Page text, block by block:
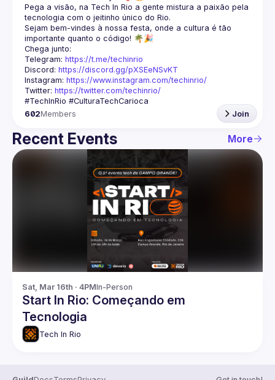
Pega a visão, na Tech In Rio a gente mistura a paixão pela
Sejam bem-vindes à nossa festa, onde a cultura é tão
Telegram: https://t.me/techinrio
Discord: https://discord.gg/pXSEeNSvKT
Instagram: https://www.instagram.com/techinrio/
Twitter: https://twitter.com/techinrio/
602Members Join
Recent Events More
Sat, Mar 16th · 4PMIn-Person
Start In Rio: Começando em
Tecnologia
Tech In Rio